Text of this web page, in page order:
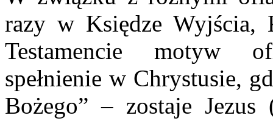
razy w Księdze Wyjścia,
Testamencie motyw
spełnienie w Chrystusie,
Bożego” – zostaje Jezus